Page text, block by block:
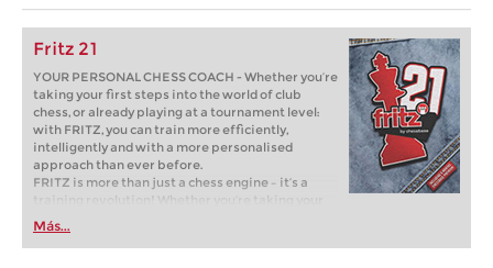
Fritz 21
YOUR PERSONAL CHESS COACH - Whether you’re
taking your first steps into the world of club
chess, or already playing at a tournament level:
with FRITZ, you can train more efficiently,
intelligently and with a more personalised
approach than ever before.
FRITZ is more than just a chess engine – it’s a
training revolution! Whether you’re taking your
first steps into the world of club chess, or already
playing at a tournament level: with FRITZ, you can
train more efficiently, intelligently and with a
Más...